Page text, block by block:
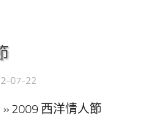
07-22
» 2009 西洋情人節